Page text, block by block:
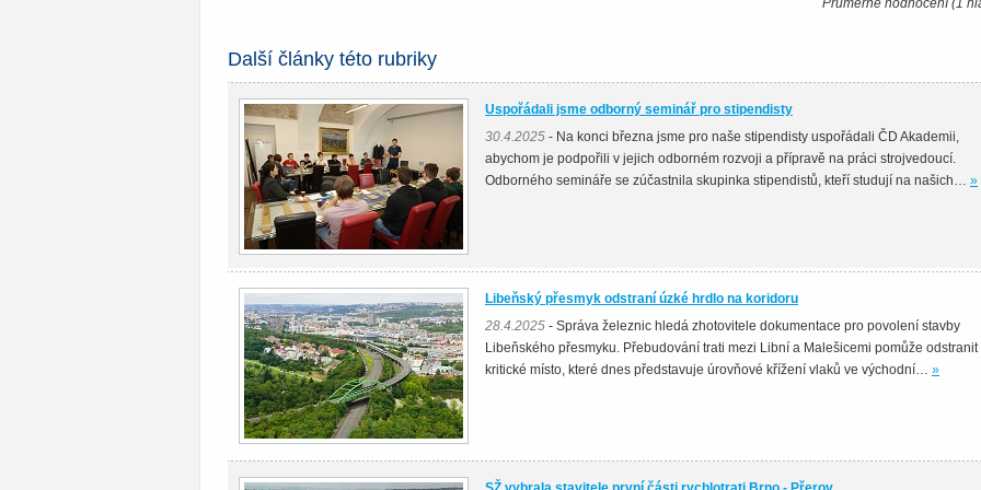
Průměrné hodnocení (1
Další články této rubriky
Uspořádali jsme odborný seminář pro stipendisty
30.4.2025 - Na konci března jsme pro naše stipendisty uspořádali ČD Akademii,
abychom je podpořili v jejich odborném rozvoji a přípravě na práci strojvedoucí.
Odborného semináře se zúčastnila skupinka stipendistů, kteří studují na našich… »
Libeňský přesmyk odstraní úzké hrdlo na koridoru
28.4.2025 - Správa železnic hledá zhotovitele dokumentace pro povolení stavby
Libeňského přesmyku. Přebudování trati mezi Libní a Malešicemi pomůže odstranit
kritické místo, které dnes představuje úrovňové křížení vlaků ve východní… »